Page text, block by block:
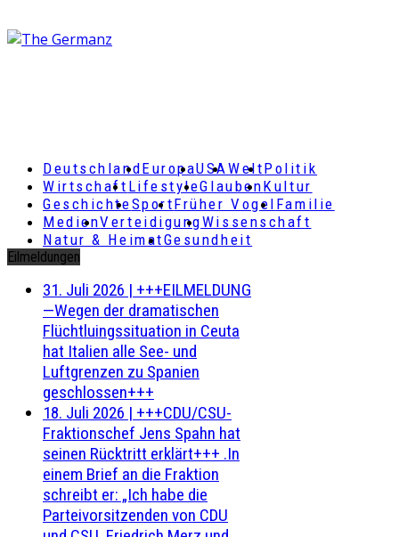
DeutschlandEuropaUSAWeltPolitik
Wirtschaft LifestyleGlaubenKultur
GeschichteSportFrüher Vogel Familie
MedienVerteidigungWissenschaft
Natur & HeimatGesundheit
Eilmeldungen
31. Juli 2026 | +++EILMELDUNG
—Wegen der dramatischen
Flüchtluingssituation in Ceuta
hat Italien alle See- und
Luftgrenzen zu Spanien
geschlossen+++
18. Juli 2026 | +++CDU/CSU-
Fraktionschef Jens Spahn hat
seinen Rücktritt erklärt+++ .In
einem Brief an die Fraktion
schreibt er: „Ich habe die
Parteivorsitzenden von CDU